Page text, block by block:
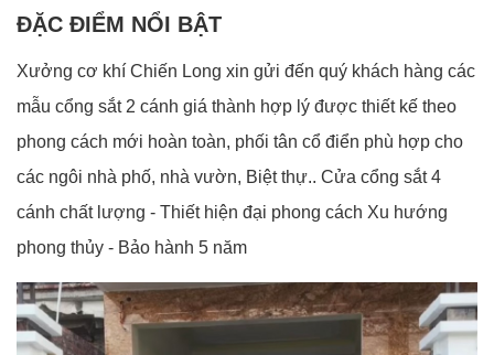
ĐẶC ĐIỂM NỔI BẬT
Xưởng cơ khí Chiến Long xin gửi đến quý khách hàng các
mẫu cổng sắt 2 cánh giá thành hợp lý được thiết kế theo
phong cách mới hoàn toàn, phối tân cổ điển phù hợp cho
các ngôi nhà phố, nhà vườn, Biệt thự.. Cửa cổng sắt 4
cánh chất lượng - Thiết hiện đại phong cách Xu hướng
phong thủy - Bảo hành 5 năm